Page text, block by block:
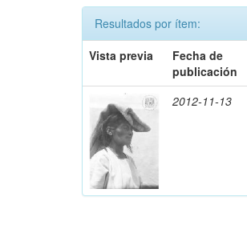
Resultados por ítem:
Vista previa
Fecha de
publicación
2012-11-13